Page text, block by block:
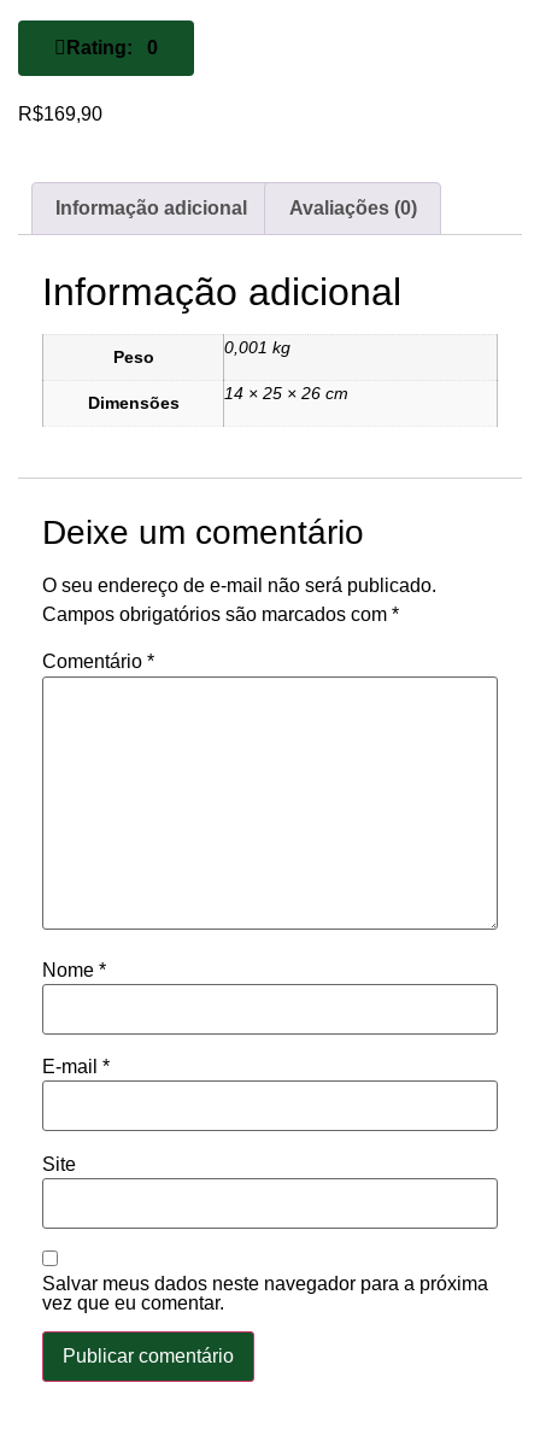
Rating: 0
R$169,90
Informação adicional Avaliações (0)
Informação adicional
Peso 0,001 kg
Dimensões 14 × 25 × 26 cm
Deixe um comentário
O seu endereço de e-mail não será publicado.
Campos obrigatórios são marcados com *
Comentário *
Nome *
E-mail *
Site
Salvar meus dados neste navegador para a próxima
vez que eu comentar.